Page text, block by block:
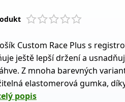
Custom Race Plus s
ještě lepší držení a
Z mnoha barevných
elastomerová gumka,
popis